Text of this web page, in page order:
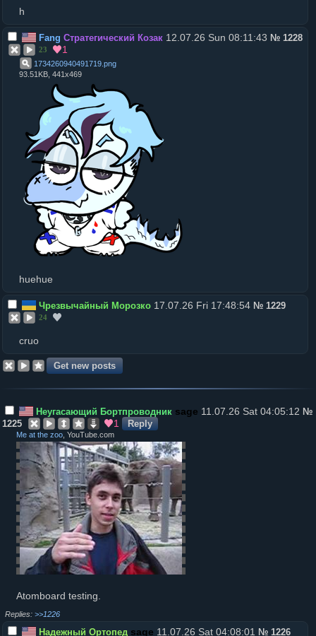
h
Fang Стратегический Козак 12.07.26 Sun 08:11:43 № 1228
23 1
1734260940491719 png
93.51KB, 441x469
huehue
Чрезвычайный Морозко 17.07.26 Fri 17:48:54 № 1229
24
cruo
Неугасающий Бортпроводник 11.07.26 Sat 04:05:12 №
1225
1 Reply
Me at the zoo , YouTube.com
Atomboard testing.
>>1226
Надежный Ортопед 11.07.26 Sat 04:08:01 № 1226